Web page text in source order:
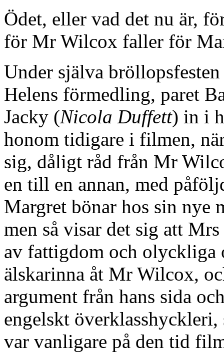
Ödet, eller vad det nu är,
för Mr Wilcox faller för
Under själva
Helens förmedling, paret
Jacky (Nicola Duffett) in i
honom tidigare i filmen,
sig, dåligt råd från Mr
en till en annan, med
Margret bönar hos sin nye
men så visar det sig att
av fattigdom och olyckliga
älskarinna åt Mr Wilcox,
argument från hans sida
engelskt överklasshyckleri,
var vanligare på den tid